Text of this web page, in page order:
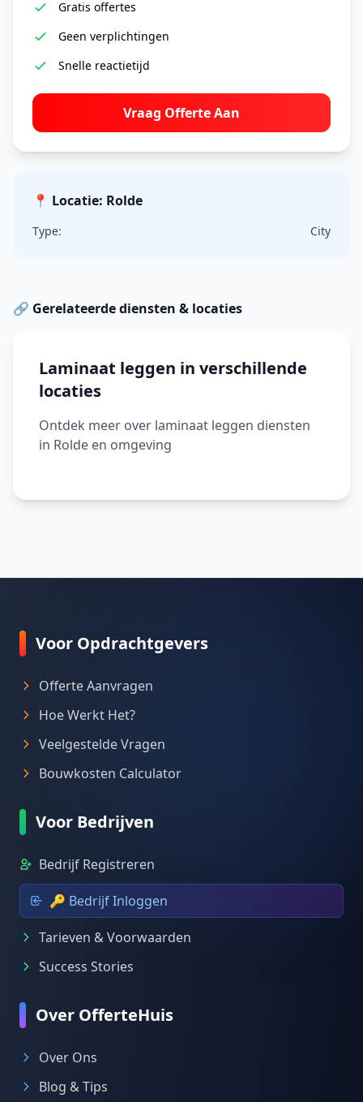
Gratis offertes
Geen verplichtingen
Snelle reactietijd
Vraag Offerte Aan
📍 Locatie: Rolde
Type: City
🔗 Gerelateerde diensten & locaties
Laminaat leggen in verschillende
locaties
Ontdek meer over laminaat leggen diensten
in Rolde en omgeving
Voor Opdrachtgevers
Offerte Aanvragen
Hoe Werkt Het?
Veelgestelde Vragen
Bouwkosten Calculator
Voor Bedrijven
Bedrijf Registreren
🔑 Bedrijf Inloggen
Tarieven & Voorwaarden
Success Stories
Over OfferteHuis
Over Ons
Blog & Tips